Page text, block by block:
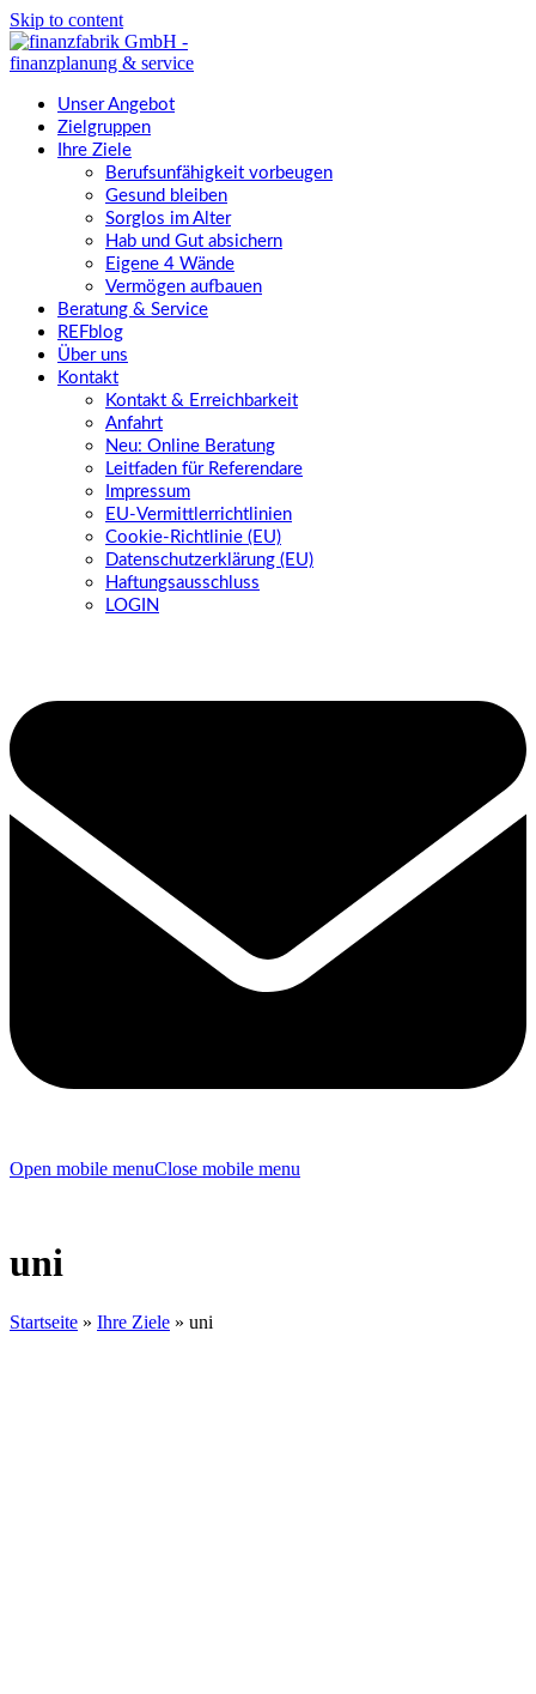
Skip to content
Unser Angebot
Zielgruppen
Ihre Ziele
Berufsunfähigkeit vorbeugen
Gesund bleiben
Sorglos im Alter
Hab und Gut absichern
Eigene 4 Wände
Vermögen aufbauen
Beratung & Service
REFblog
Über uns
Kontakt
Kontakt & Erreichbarkeit
Anfahrt
Neu: Online Beratung
Leitfaden für Referendare
Impressum
EU-Vermittlerrichtlinien
Cookie-Richtlinie (EU)
Datenschutzerklärung (EU)
Haftungsausschluss
LOGIN
Open mobile menuClose mobile menu
uni
Startseite » Ihre Ziele » uni